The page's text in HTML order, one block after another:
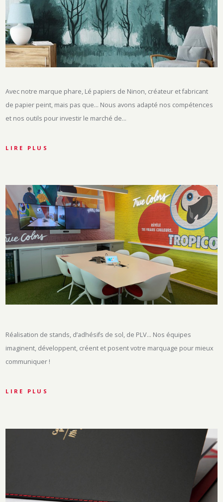
Avec notre marque phare, Lé papiers de Ninon, créateur et fabricant
de papier peint, mais pas que… Nous avons adapté nos compétences
et nos outils pour investir le marché de…
LIRE PLUS
Réalisation de stands, d’adhésifs de sol, de PLV… Nos équipes
imaginent, développent, créent et posent votre marquage pour mieux
communiquer !
LIRE PLUS